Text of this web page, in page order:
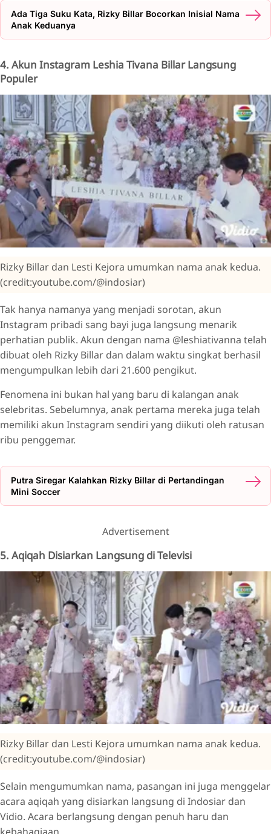
Ada Tiga Suku Kata, Rizky Billar Bocorkan Inisial Nama
Anak Keduanya
4. Akun Instagram Leshia Tivana Billar Langsung
Populer
Rizky Billar dan Lesti Kejora umumkan nama anak kedua.
(credit:youtube.com/@indosiar)
Tak hanya namanya yang menjadi sorotan, akun
Instagram pribadi sang bayi juga langsung menarik
perhatian publik. Akun dengan nama @leshiativanna telah
dibuat oleh Rizky Billar dan dalam waktu singkat berhasil
mengumpulkan lebih dari 21.600 pengikut.
Fenomena ini bukan hal yang baru di kalangan anak
selebritas. Sebelumnya, anak pertama mereka juga telah
memiliki akun Instagram sendiri yang diikuti oleh ratusan
ribu penggemar.
Putra Siregar Kalahkan Rizky Billar di Pertandingan
Mini Soccer
Advertisement
5. Aqiqah Disiarkan Langsung di Televisi
Rizky Billar dan Lesti Kejora umumkan nama anak kedua.
(credit:youtube.com/@indosiar)
Selain mengumumkan nama, pasangan ini juga menggelar
acara aqiqah yang disiarkan langsung di Indosiar dan
Vidio. Acara berlangsung dengan penuh haru dan